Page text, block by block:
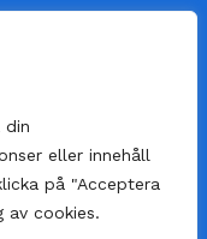
din
eller innehåll
på "Acceptera
av cookies.
vardagar.
som möjligt,